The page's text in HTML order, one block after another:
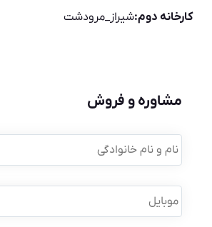
کارخانه دوم:شیراز_مرودشت
مشاوره و فروش
نام
و
نام
موبایل *